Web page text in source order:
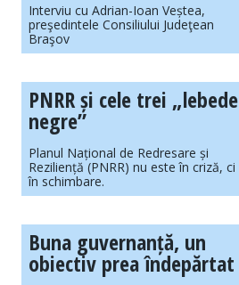
Interviu cu Adrian-Ioan Veștea,
preşedintele Consiliului Judeţean
Braşov
PNRR și cele trei „lebede
negre”
Planul Național de Redresare și
Reziliență (PNRR) nu este în criză, ci
în schimbare.
Buna guvernanță, un
obiectiv prea îndepărtat